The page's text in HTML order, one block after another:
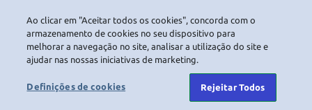
Ao clicar em "Aceitar todos os cookies", concorda com o
armazenamento de cookies no seu dispositivo para
melhorar a navegação no site, analisar a utilização do site e
ajudar nas nossas iniciativas de marketing.
Definições de cookies Rejeitar Todos